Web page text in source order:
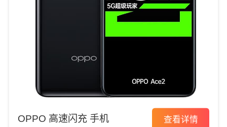
OPPO 高速闪充 手机 查看详情